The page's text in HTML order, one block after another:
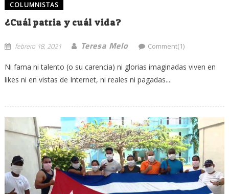
COLUMNISTAS
¿Cuál patria y cuál vida?
febrero 18, 2021 Teresa Melo Comment(1)
Ni fama ni talento (o su carencia) ni glorias imaginadas viven en
likes ni en vistas de Internet, ni reales ni pagadas....